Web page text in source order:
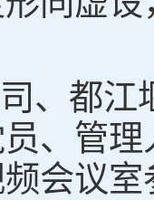
、都
员、管
会议室